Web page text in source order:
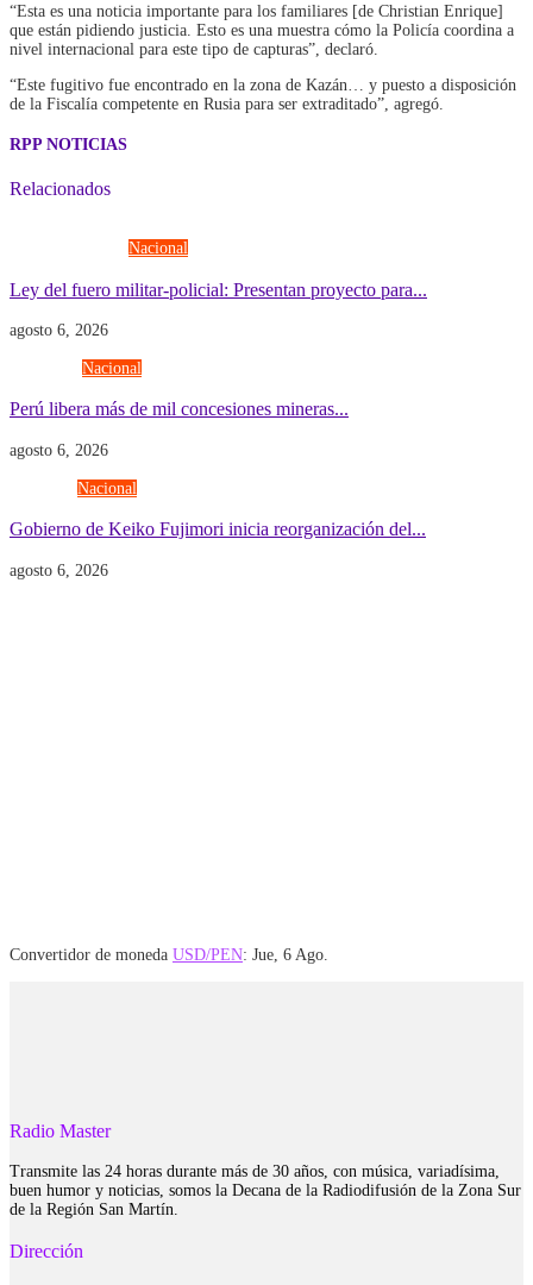
“Esta es una noticia importante para los familiares [de Christian Enrique]
que están pidiendo justicia. Esto es una muestra cómo la Policía coordina a
nivel internacional para este tipo de capturas”, declaró.
“Este fugitivo fue encontrado en la zona de Kazán… y puesto a disposición
de la Fiscalía competente en Rusia para ser extraditado”, agregó.
RPP NOTICIAS
Relacionados
Nacional
Ley del fuero militar-policial: Presentan proyecto para...
agosto 6, 2026
Nacional
Perú libera más de mil concesiones mineras...
agosto 6, 2026
Nacional
Gobierno de Keiko Fujimori inicia reorganización del...
agosto 6, 2026
Convertidor de moneda USD/PEN: Jue, 6 Ago.
Radio Master
Transmite las 24 horas durante más de 30 años, con música, variadísima,
buen humor y noticias, somos la Decana de la Radiodifusión de la Zona Sur
de la Región San Martín.
Dirección